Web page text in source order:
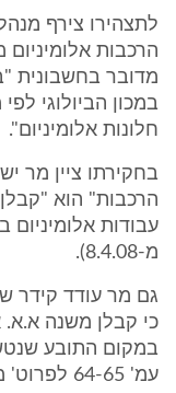
לתצהירו צירף
מדובר בחשבונית
במכון הביולוגי
חלונות אלומיניום".
בחקירתו ציין מר
הרכבות" הוא
מ-8.4.08).
גם מר עודד קידר
כי קבלן משנה א.א.
עמ' 64-65 לפרוט' מ-22.11.10).